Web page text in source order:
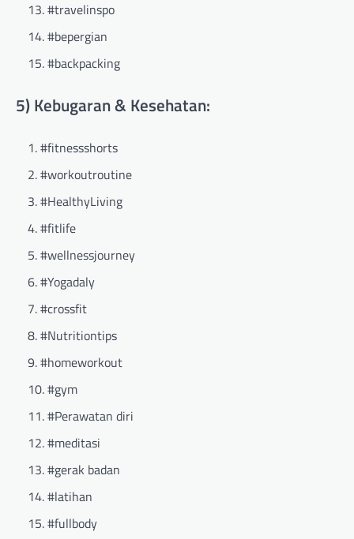
#travelinspo
#bepergian
#backpacking
5) Kebugaran & Kesehatan:
#fitnessshorts
#workoutroutine
#HealthyLiving
#fitlife
#wellnessjourney
#Yogadaly
#crossfit
#Nutritiontips
#homeworkout
#gym
#Perawatan diri
#meditasi
#gerak badan
#latihan
#fullbody